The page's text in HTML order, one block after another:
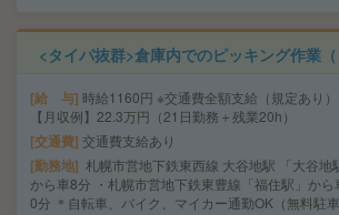
<タイパ抜群>倉庫内でのピッキング作業
給 与 時給1160円 ※交通費全額支給（規定あり）
【月収例】22.3万円（21日勤務＋残業20h）
交通費 交通費支給あり
勤務地 札幌市営地下鉄東西線 大谷地駅 「大谷地
から車8分 ・札幌市営地下鉄東豊線「福住駅」から
0分 ＊自転車、バイク、マイカー通勤OK（無料駐